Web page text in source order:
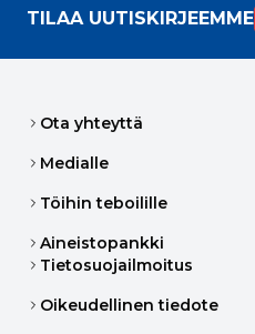
TILAA UUTISKIRJEEMME
Ota yhteyttä
Medialle
Töihin teboilille
Aineistopankki
Tietosuojailmoitus
Oikeudellinen tiedote